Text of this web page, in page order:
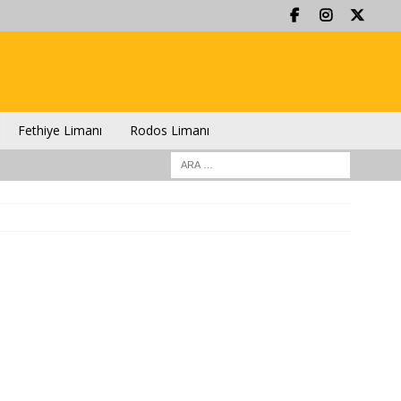
Fethiye Limanı Rodos Limanı